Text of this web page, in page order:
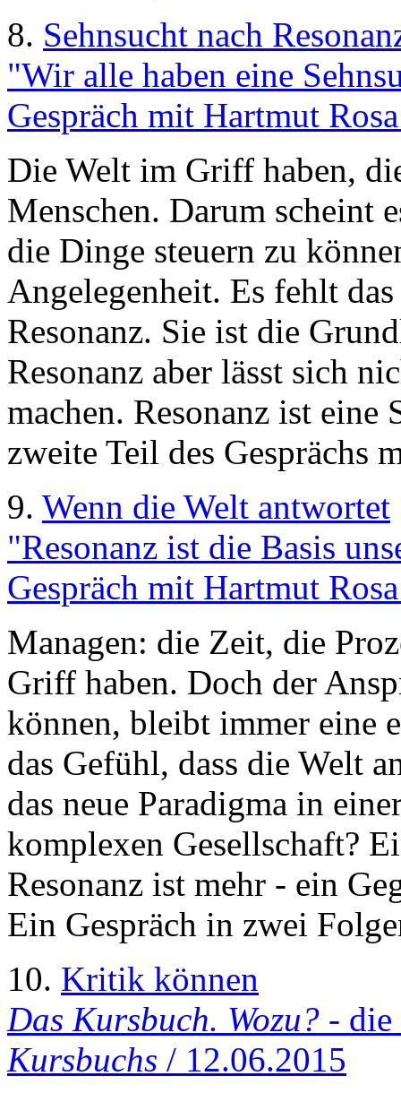
8. Sehnsucht nach
"Wir alle haben eine
Gespräch mit Hartmut
Die Welt im Griff haben,
Menschen. Darum scheint
die Dinge steuern zu
Angelegenheit. Es fehlt
Resonanz. Sie ist die
Resonanz aber lässt sich
machen. Resonanz ist
zweite Teil des Gesprächs
9. Wenn die Welt antwortet
"Resonanz ist die Basis
Gespräch mit Hartmut
Managen: die Zeit, die
Griff haben. Doch der
können, bleibt immer eine
das Gefühl, dass die Welt
das neue Paradigma in
komplexen Gesellschaft?
Resonanz ist mehr - ein
Ein Gespräch in zwei
10. Kritik können
Das Kursbuch. Wozu? - die
Kursbuchs / 12.06.2015